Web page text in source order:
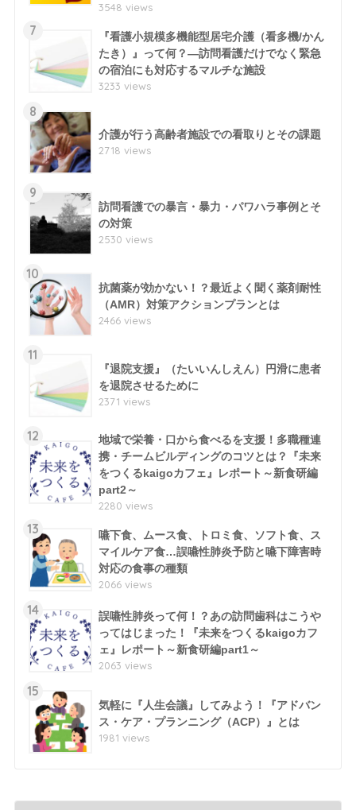
3548 views
7
『看護小規模多機能型居宅介護（看多機/かん
たき）』って何？―訪問看護だけでなく緊急
の宿泊にも対応するマルチな施設
3233 views
8
介護が行う高齢者施設での看取りとその課題
2718 views
9
訪問看護での暴言・暴力・パワハラ事例とそ
の対策
2530 views
10
抗菌薬が効かない！？最近よく聞く薬剤耐性
（AMR）対策アクションプランとは
2466 views
11
『退院支援』（たいいんしえん）円滑に患者
を退院させるために
2371 views
12
地域で栄養・口から食べるを支援！多職種連
携・チームビルディングのコツとは？『未来
をつくるkaigoカフェ』レポート～新食研編
part2～
2280 views
13
嚥下食、ムース食、トロミ食、ソフト食、ス
マイルケア食…誤嚥性肺炎予防と嚥下障害時
対応の食事の種類
2066 views
14
誤嚥性肺炎って何！？あの訪問歯科はこうや
ってはじまった！『未来をつくるkaigoカフ
ェ』レポート～新食研編part1～
2063 views
15
気軽に『人生会議』してみよう！『アドバン
ス・ケア・プランニング（ACP）』とは
1981 views